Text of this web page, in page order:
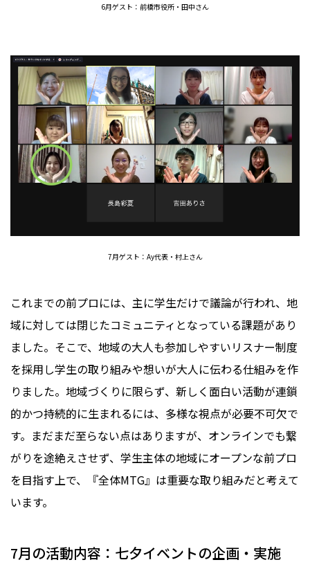
6月ゲスト：前橋市役所・田中さん
7月ゲスト：Ay代表・村上さん
これまでの前プロには、主に学生だけで議論が行われ、地
域に対しては閉じたコミュニティとなっている課題があり
ました。そこで、地域の大人も参加しやすいリスナー制度
を採用し学生の取り組みや想いが大人に伝わる仕組みを作
りました。地域づくりに限らず、新しく面白い活動が連鎖
的かつ持続的に生まれるには、多様な視点が必要不可欠で
す。まだまだ至らない点はありますが、オンラインでも繋
がりを途絶えさせず、学生主体の地域にオープンな前プロ
を目指す上で、『全体MTG』は重要な取り組みだと考えて
います。
7月の活動内容：七夕イベントの企画・実施